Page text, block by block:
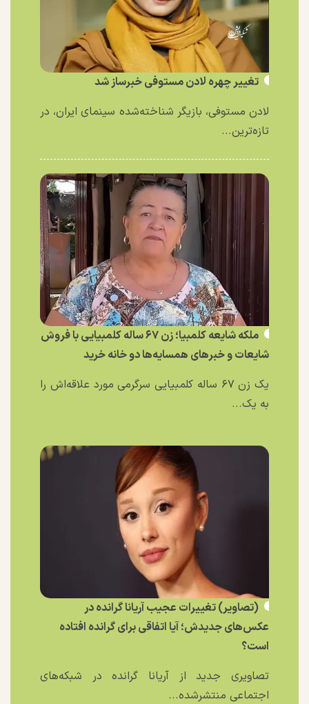
تغییر چهره لادن مستوفی خبرساز شد
لادن مستوفی، بازیگر شناخته‌شده سینمای ایران، در
تازه‌ترین...
ملکه شایعه کلمبیا؛ زن ۶۷ ساله کلمبیایی با فروش
شایعات و خبر‌های همسایه‌ها دو خانه خرید
یک زن ۶۷ ساله کلمبیایی سرگرمی مورد علاقه‌اش را
به یک...
(تصاویر) تغییرات عجیب آریانا گرانده در
عکس‌های جدیدش؛ آیا اتفاقی برای گرانده افتاده
است؟
تصاویری جدید از آریانا گرانده در شبکه‌های
اجتماعی منتشرشده...